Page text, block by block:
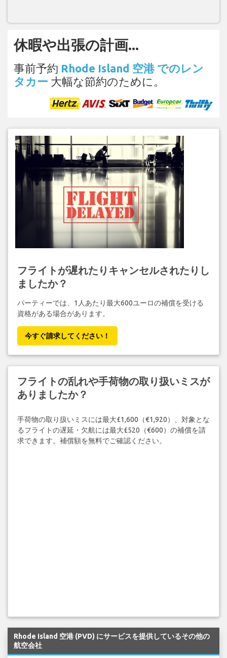
休暇や出張の計画...
事前予約 Rhode Island 空港 でのレン
タカー 大幅な節約のために。
フライトが遅れたりキャンセルされたりし
ましたか？
パーティーでは、1人あたり最大600ユーロの補償を受ける
資格がある場合があります。
今すぐ請求してください！
フライトの乱れや手荷物の取り扱いミスが
ありましたか？
手荷物の取り扱いミスには最大£1,600（€1,920）、対象とな
るフライトの遅延・欠航には最大£520（€600）の補償を請
求できます。補償額を無料でご確認ください。
Rhode Island 空港 (PVD) にサービスを提供しているその他の
航空会社